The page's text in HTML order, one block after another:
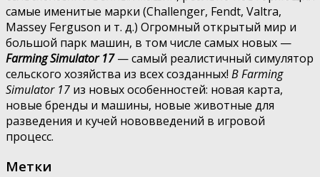
самые именитые марки (Challenger, Fendt, Valtra,
Massey Ferguson и т. д.) Огромный открытый мир и
большой парк машин, в том числе самых новых —
Farming Simulator 17 — самый реалистичный симулятор
сельского хозяйства из всех созданных! В Farming
Simulator 17 из новых особенностей: новая карта,
новые бренды и машины, новые животные для
разведения и кучей нововведений в игровой
процесс.
Метки